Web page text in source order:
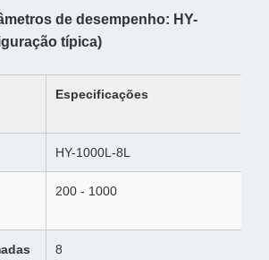
de desempenho: HY-
típica)
Especificações
HY-1000L-8L
200 - 1000
8